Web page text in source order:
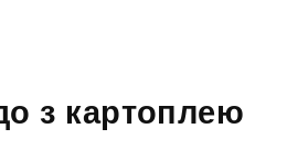
з картоплею